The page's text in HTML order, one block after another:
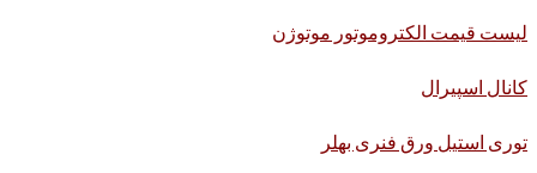
لیست قیمت الکتروموتور موتوژن
کانال اسپیرال
توری استیل ورق فنری بهلر